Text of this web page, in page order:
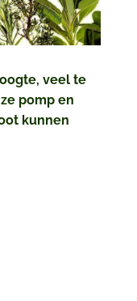
veel te
pomp en
kunnen